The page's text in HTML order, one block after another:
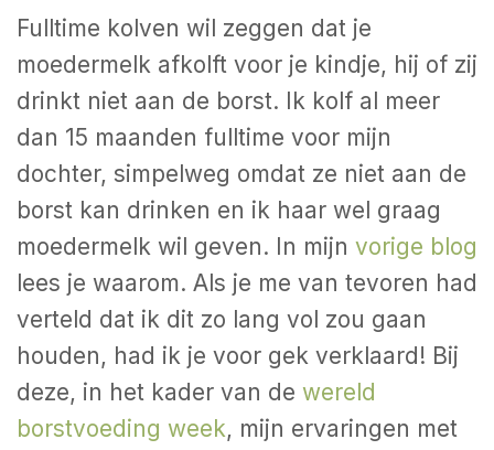
Fulltime kolven wil zeggen dat je
moedermelk afkolft voor je kindje, hij of zij
drinkt niet aan de borst. Ik kolf al meer
dan 15 maanden fulltime voor mijn
dochter, simpelweg omdat ze niet aan de
borst kan drinken en ik haar wel graag
moedermelk wil geven. In mijn vorige blog
lees je waarom. Als je me van tevoren had
verteld dat ik dit zo lang vol zou gaan
houden, had ik je voor gek verklaard! Bij
deze, in het kader van de wereld
borstvoeding week, mijn ervaringen met